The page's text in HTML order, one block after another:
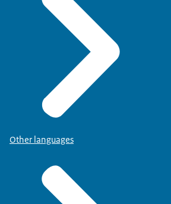
Other languages